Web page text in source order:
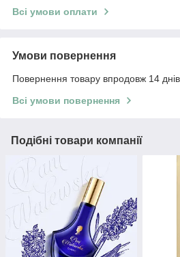
Всі умови оплати
Умови повернення
Повернення товару впродовж 14
Всі умови повернення
Подібні товари компанії